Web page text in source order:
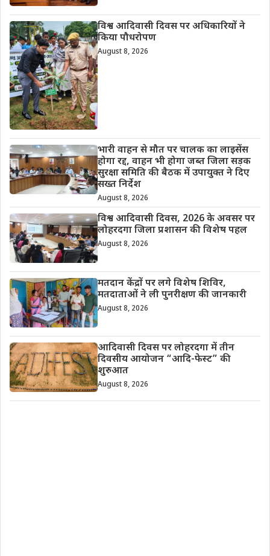
विश्व आदिवासी दिवस पर अधिकारियों ने
किया पौधरोपण
August 8, 2026
भारी वाहन से मौत पर चालक का लाइसेंस
होगा रद्द, वाहन भी होगा जब्त जिला सड़क
सुरक्षा समिति की बैठक में उपायुक्त ने दिए
सख्त निर्देश
August 8, 2026
विश्व आदिवासी दिवस, 2026 के अवसर पर
लोहरदगा जिला प्रशासन की विशेष पहल
August 8, 2026
मतदान केंद्रों पर लगे विशेष शिविर,
मतदाताओं ने ली पुनरीक्षण की जानकारी
August 8, 2026
आदिवासी दिवस पर लोहरदगा में तीन
दिवसीय आयोजन “आदि-फेस्ट” की
शुरुआत
August 8, 2026